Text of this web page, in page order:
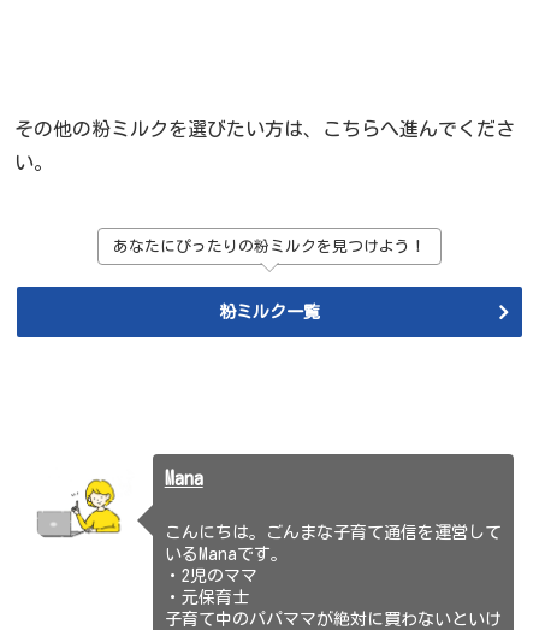
その他の粉ミルクを選びたい方は、こちらへ進んでくださ
い。
あなたにぴったりの粉ミルクを見つけよう！
粉ミルク一覧
Mana
こんにちは。ごんまな子育て通信を運営して
いるManaです。
・2児のママ
・元保育士
子育て中のパパママが絶対に買わないといけ